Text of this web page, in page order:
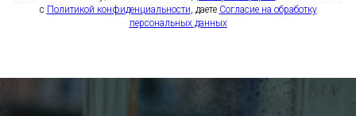
с Политикой конфиденциальности, даете Согласие на обработку
персональных данных